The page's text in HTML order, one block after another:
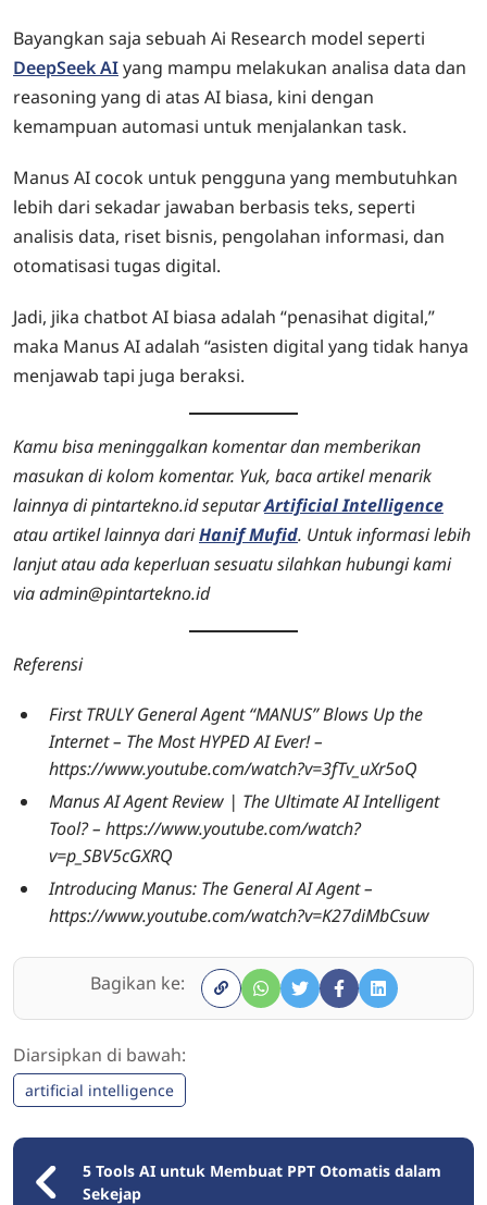
Bayangkan saja sebuah Ai Research model seperti
DeepSeek AIyang mampu melakukan analisa data dan
reasoning yang di atas AI biasa, kini dengan
kemampuan automasi untuk menjalankan task.
Manus AI cocok untuk pengguna yang membutuhkan
lebih dari sekadar jawaban berbasis teks, seperti
analisis data, riset bisnis, pengolahan informasi, dan
otomatisasi tugas digital.
Jadi, jika chatbot AI biasa adalah “penasihat digital,”
maka Manus AI adalah “asisten digital yang tidak hanya
menjawab tapi juga beraksi.
Kamu bisa meninggalkan komentar dan memberikan
masukan di kolom komentar. Yuk, baca artikel menarik
lainnya di pintartekno.id seputarArtificial Intelligence
atau artikel lainnya dariHanif Mufid. Untuk informasi lebih
lanjut atau ada keperluan sesuatu silahkan hubungi kami
via admin@pintartekno.id
Referensi
First TRULY General Agent “MANUS” Blows Up the
Internet – The Most HYPED AI Ever! –
https://www.youtube.com/watch?v=3fTv_uXr5oQ
Manus AI Agent Review | The Ultimate AI Intelligent
Tool? – https://www.youtube.com/watch?
v=p_SBV5cGXRQ
Introducing Manus: The General AI Agent –
https://www.youtube.com/watch?v=K27diMbCsuw
Bagikan ke:
Diarsipkan di bawah:
artificial intelligence
5 Tools AI untuk Membuat PPT Otomatis dalam
Sekejap